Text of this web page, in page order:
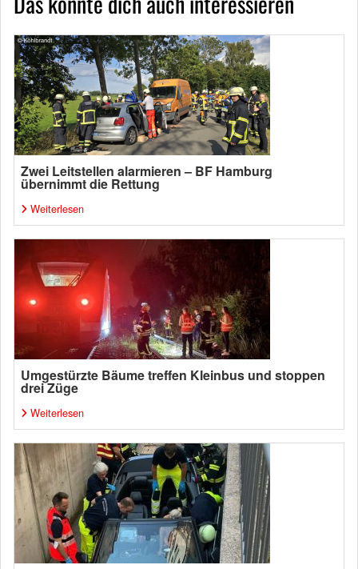
Zwei Leitstellen alarmieren – BF Hamburg
übernimmt die Rettung
Weiterlesen
Umgestürzte Bäume treffen Kleinbus und stoppen
drei Züge
Weiterlesen